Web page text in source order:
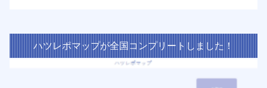
ハツレポマップが全国コンプリートしました！